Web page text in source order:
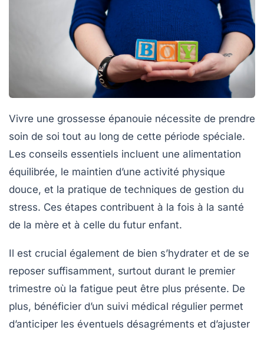
Vivre une grossesse épanouie nécessite de prendre
soin de soi tout au long de cette période spéciale.
Les conseils essentiels incluent une alimentation
équilibrée, le maintien d’une activité physique
douce, et la pratique de techniques de gestion du
stress. Ces étapes contribuent à la fois à la santé
de la mère et à celle du futur enfant.
Il est crucial également de bien s’hydrater et de se
reposer suffisamment, surtout durant le premier
trimestre où la fatigue peut être plus présente. De
plus, bénéficier d’un suivi médical régulier permet
d’anticiper les éventuels désagréments et d’ajuster